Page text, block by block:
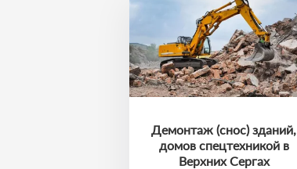
Демонтаж (снос) зданий,
домов спецтехникой в
Верхних Сергах